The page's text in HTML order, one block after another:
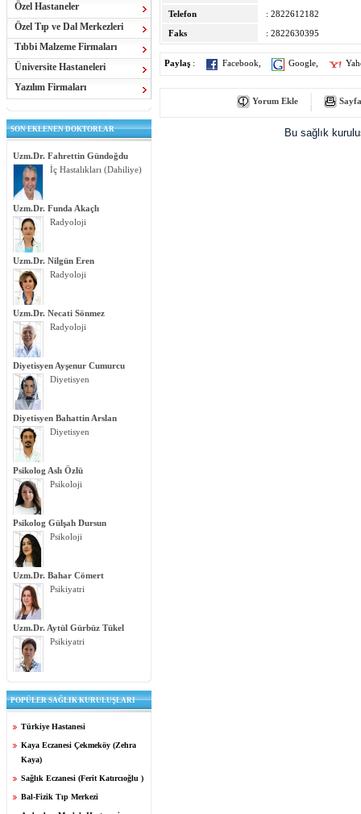
Özel Hastaneler
Özel Tıp ve Dal Merkezleri
Tıbbi Malzeme Firmaları
Üniversite Hastaneleri
Yazılım Firmaları
SON EKLENEN DOKTORLAR
Uzm.Dr. Fahrettin Gündoğdu
İç Hastalıkları (Dahiliye)
Uzm.Dr. Funda Akaçlı
Radyoloji
Uzm.Dr. Nilgün Eren
Radyoloji
Uzm.Dr. Necati Sönmez
Radyoloji
Diyetisyen Ayşenur Cumurcu
Diyetisyen
Diyetisyen Bahattin Arslan
Diyetisyen
Psikolog Aslı Özlü
Psikoloji
Psikolog Gülşah Dursun
Psikoloji
Uzm.Dr. Bahar Cömert
Psikiyatri
Uzm.Dr. Aytül Gürbüz Tükel
Psikiyatri
POPÜLER SAĞLIK KURULUŞLARI
Türkiye Hastanesi
Kaya Eczanesi Çekmeköy (Zehra
Kaya)
Sağlık Eczanesi (Ferit Katırcıoğlu )
Bal-Fizik Tıp Merkezi
Telefon
: 2822612182
Faks
: 2822630395
Paylaş : Facebook Google
Yorum Ekle
Bu sağlık